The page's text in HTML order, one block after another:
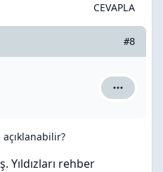
CEVAPLA
#8
Uyku için
Yıldızları rehber